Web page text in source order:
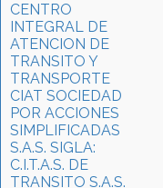
CENTRO
INTEGRAL DE
ATENCION DE
TRANSITO Y
TRANSPORTE
CIAT SOCIEDAD
POR ACCIONES
SIMPLIFICADAS
S.A.S. SIGLA:
C.I.T.A.S. DE
TRANSITO S.A.S.